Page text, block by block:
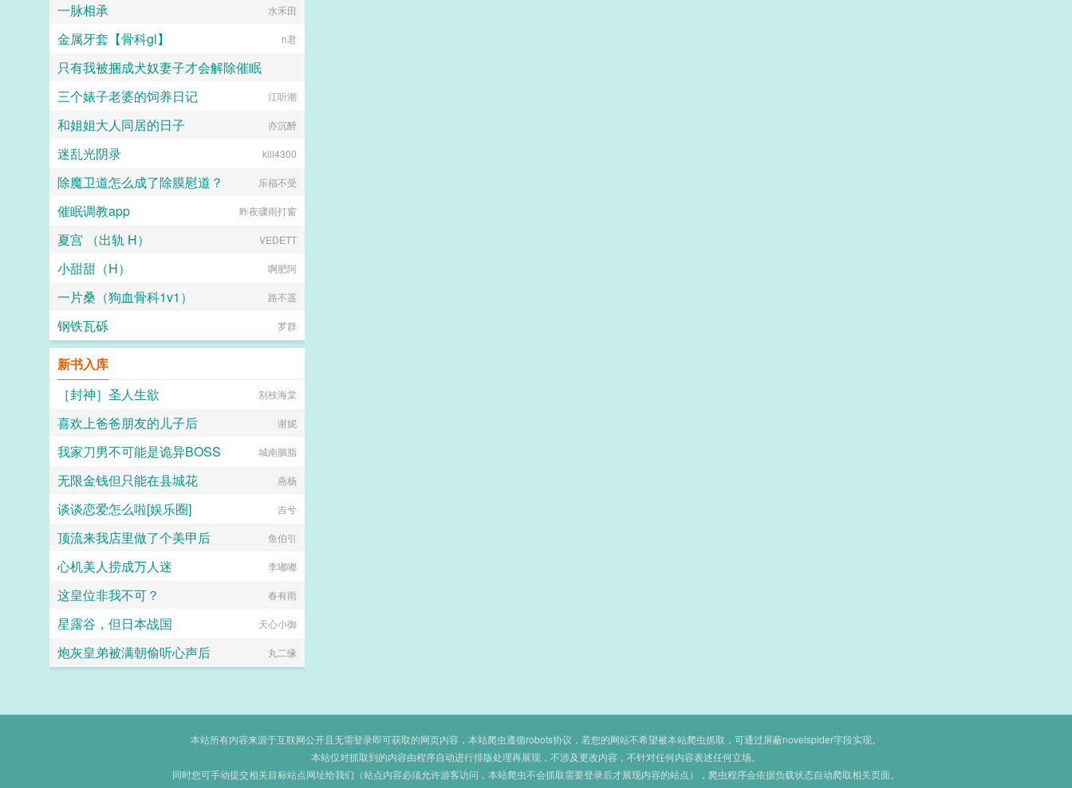
一脉相承 水禾田
金属牙套【骨科gl】 n君
只有我被捆成犬奴妻子才会解除催眠
blingtasis
三个婊子老婆的饲养日记 江听潮
和姐姐大人同居的日子 亦沉醉
迷乱光阴录 kill4300
除魔卫道怎么成了除膜慰道？ 乐福不受
催眠调教app 昨夜骤雨打窗
夏宫 （出轨 H） VEDETT
小甜甜（H） 啊肥阿
一片桑（狗血骨科1v1） 路不遥
钢铁瓦砾 罗群
新书入库
［封神］圣人生欲
别枝海棠
喜欢上爸爸朋友的儿子后 谢妮
我家刀男不可能是诡异BOSS 城南胭脂
无限金钱但只能在县城花 燕杨
谈谈恋爱怎么啦[娱乐圈] 吉兮
顶流来我店里做了个美甲后 鱼伯引
心机美人捞成万人迷 李嘟嘟
这皇位非我不可？ 春有雨
星露谷，但日本战国 天心小御
炮灰皇弟被满朝偷听心声后 丸二缘
本站所有内容来源于互联网公开且无需登录即可获取的网页内容，本站爬虫遵循robots协议，若您的网站不希望被本站爬虫抓取，可通过屏蔽novelspider字段实现。
本站仅对抓取到的内容由程序自动进行排版处理再展现，不涉及更改内容，不针对任何内容表述任何立场。
同时您可手动提交相关目标站点网址给我们（站点内容必须允许游客访问，本站爬虫不会抓取需要登录后才展现内容的站点），爬虫程序会依据负载状态自动爬取相关页面。